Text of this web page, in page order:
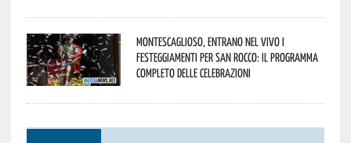
Montescaglioso, entrano nel vivo i
festeggiamenti per San Rocco: il programma
completo delle celebrazioni